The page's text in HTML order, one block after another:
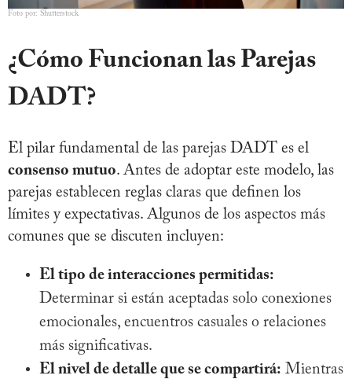
Foto por: Shutterstock
¿Cómo Funcionan las Parejas
DADT?
El pilar fundamental de las parejas DADT es el
consenso mutuo. Antes de adoptar este modelo, las
parejas establecen reglas claras que definen los
límites y expectativas. Algunos de los aspectos más
comunes que se discuten incluyen:
El tipo de interacciones permitidas:
Determinar si están aceptadas solo conexiones
emocionales, encuentros casuales o relaciones
más significativas.
El nivel de detalle que se compartirá: Mientras